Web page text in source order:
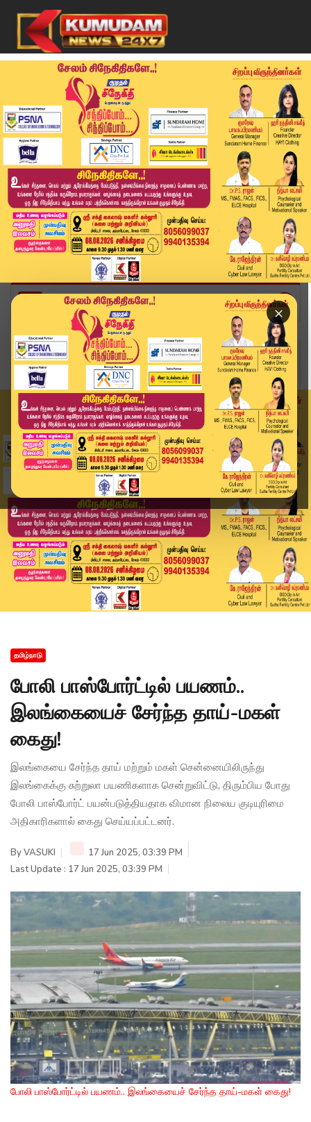
×
Home
தமிழ்நாடு
போலி பாஸ்போர்ட்டில் பயணம்.. இலங்கையைச் சேர்ந்த...
தமிழ்நாடு
போலி பாஸ்போர்ட்டில் பயணம்..
இலங்கையைச் சேர்ந்த தாய்-மகள்
கைது!
இலங்கையை சேர்ந்த தாய் மற்றும் மகள் சென்னையிலிருந்து
இலங்கைக்கு சுற்றுலா பயணிகளாக சென்றுவிட்டு, திரும்பிய போது
போலி பாஸ்போர்ட் பயன்படுத்தியதாக விமான நிலைய குடியுரிமை
அதிகாரிகளால் கைது செய்யப்பட்டனர்.
ByVASUKI
17 Jun 2025, 03:39 PM
Last Update : 17 Jun 2025, 03:39 PM
போலி பாஸ்போர்ட்டில் பயணம்.. இலங்கையைச் சேர்ந்த தாய்-மகள் கைது!